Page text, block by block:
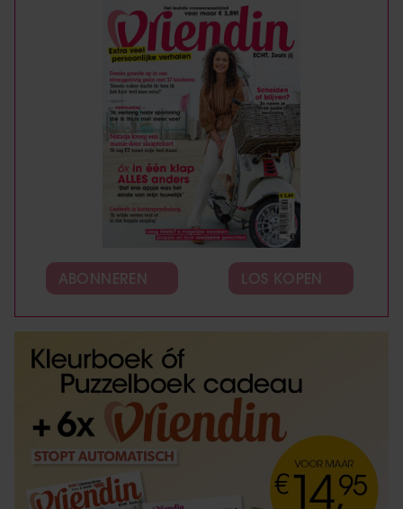
ABONNEREN LOS KOPEN